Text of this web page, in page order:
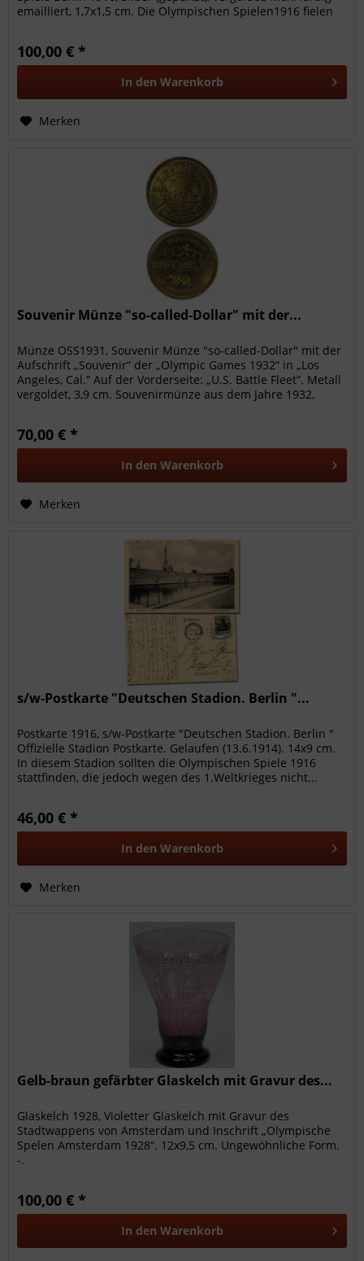
emailliert, 1,7x1,5 cm. Die Olympischen Spielen1916 fielen
100,00 € *
In den Warenkorb
Merken
Souvenir Münze "so-called-Dollar" mit der...
Münze OSS1931, Souvenir Münze "so-called-Dollar" mit der
Aufschrift „Souvenir“ der „Olympic Games 1932“ in „Los
Angeles, Cal.“ Auf der Vorderseite: „U.S. Battle Fleet“. Metall
vergoldet, 3,9 cm. Souvenirmünze aus dem Jahre 1932,
70,00 € *
In den Warenkorb
Merken
s/w-Postkarte "Deutschen Stadion. Berlin "...
Postkarte 1916, s/w-Postkarte "Deutschen Stadion. Berlin "
Offizielle Stadion Postkarte. Gelaufen (13.6.1914). 14x9 cm.
In diesem Stadion sollten die Olympischen Spiele 1916
stattfinden, die jedoch wegen des 1.Weltkrieges nicht...
46,00 € *
In den Warenkorb
Merken
Gelb-braun gefärbter Glaskelch mit Gravur des...
Glaskelch 1928, Violetter Glaskelch mit Gravur des
Stadtwappens von Amsterdam und Inschrift „Olympische
Spelen Amsterdam 1928“. 12x9,5 cm. Ungewöhnliche Form.
-.
100,00 € *
In den Warenkorb